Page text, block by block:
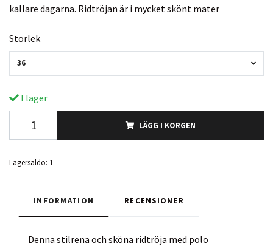
kallare dagarna. Ridtröjan är i mycket skönt mater
Storlek
36
I lager
LÄGG I KORGEN
Lagersaldo: 1
INFORMATION RECENSIONER
Denna stilrena och sköna ridtröja med polo